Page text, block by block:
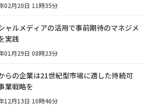
02月20日 11時35分
ャルメディアの活用で事前期待のマネジメ
実践
01月29日 08時23分
らの企業は21世紀型市場に適した持続可
業戦略を
12月13日 10時46分